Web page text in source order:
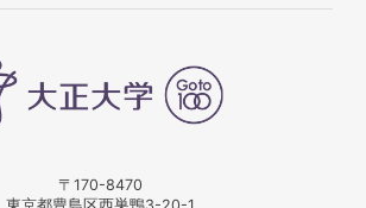
〒170-8470